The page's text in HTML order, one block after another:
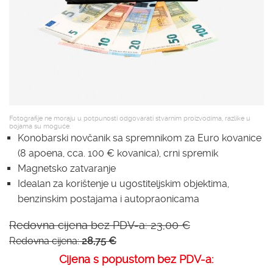
Fotografije ne moraju u potpunosti odgovarati stvarnim proizvodima, razlike u
bojama su moguće.
Konobarski novčanik sa spremnikom za Euro kovanice
(8 apoena, cca. 100 € kovanica), crni spremik
Magnetsko zatvaranje
Idealan za korištenje u ugostiteljskim objektima,
benzinskim postajama i autopraonicama
Redovna cijena bez PDV-a:23,00 €
Redovna cijena:28,75 €
Cijena s popustom bez PDV-a: